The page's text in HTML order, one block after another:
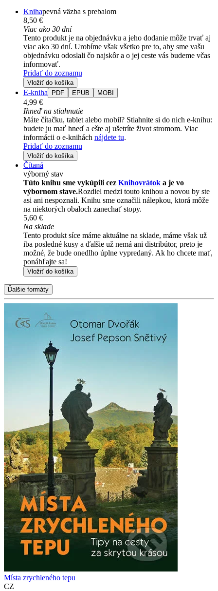
Knihapevná väzba s prebalom
8,50 €
Viac ako 30 dní
Tento produkt je na objednávku a jeho dodanie môže trvať aj
viac ako 30 dní. Urobíme však všetko pre to, aby sme vašu
objednávku odoslali čo najskôr a o jej ceste vás budeme včas
informovať.
Pridať do zoznamu
Vložiť do košíka
E-kniha PDF EPUB MOBI
4,99 €
Ihneď na stiahnutie
Máte čítačku, tablet alebo mobil? Stiahnite si do nich e-knihu:
budete ju mať hneď a ešte aj ušetríte život stromom. Viac
informácii o e-knihách nájdete tu.
Pridať do zoznamu
Vložiť do košíka
Čítaná
výborný stav
Túto knihu sme vykúpili cez Knihovrátok a je vo
výbornom stave.Rozdiel medzi touto knihou a novou by ste
asi ani nespoznali. Knihu sme označili nálepkou, ktorá môže
na niektorých obaloch zanechať stopy.
5,60 €
Na sklade
Tento produkt síce máme aktuálne na sklade, máme však už
iba posledné kusy a ďalšie už nemá ani distribútor, preto je
možné, že bude onedlho úplne vypredaný. Ak ho chcete mať,
ponáhľajte sa!
Vložiť do košíka
Ďalšie formáty
Místa zrychleného tepu
CZ